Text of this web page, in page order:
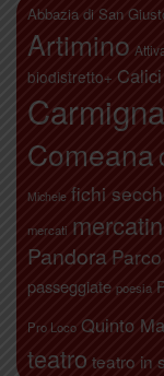
Abbazia di San
Artimino
biodistretto+
Comeana
Michele fichi
mercati
Pandora
passeggiate poesia
Pro Loco Quinto
teatro teatro in